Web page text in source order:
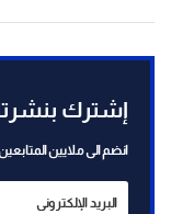
إشترك
انضم الى ملايين